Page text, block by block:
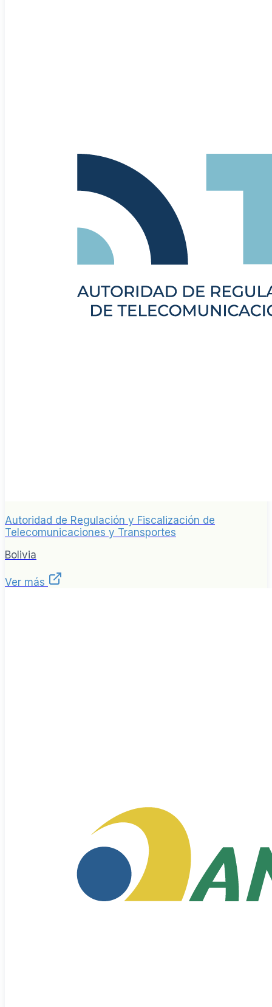
Autoridad de Regulación y Fiscalización de
Telecomunicaciones y Transportes
Bolivia
Ver más